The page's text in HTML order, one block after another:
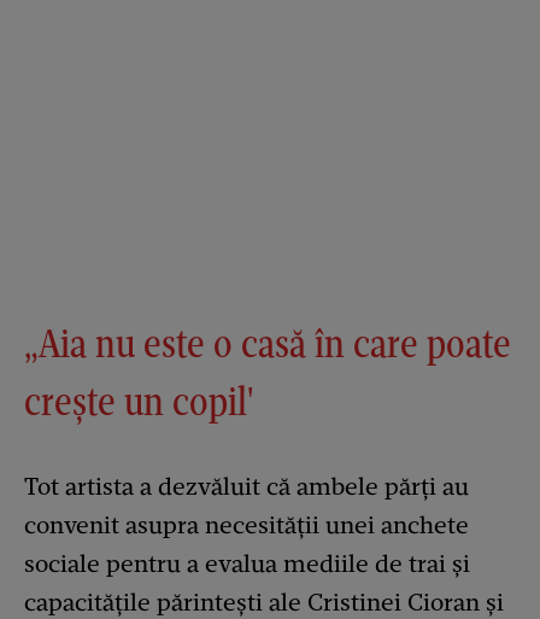
„Aia nu este o casă în care poate
crește un copil'
Tot artista a dezvăluit că ambele părți au
convenit asupra necesității unei anchete
sociale pentru a evalua mediile de trai și
capacitățile părintești ale Cristinei Cioran și